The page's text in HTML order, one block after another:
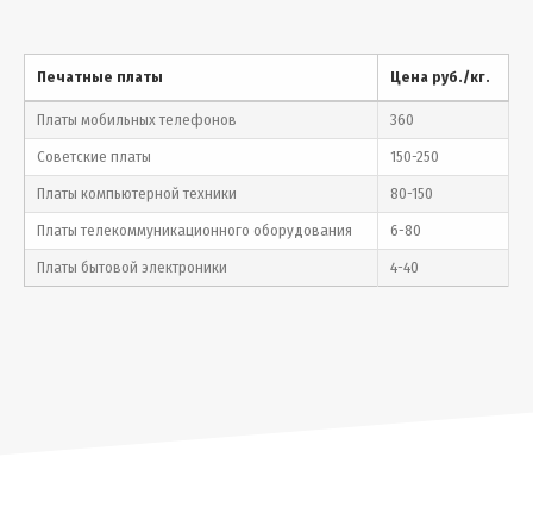
Печатные платы Цена руб./кг.
Платы мобильных телефонов 360
Советские платы 150-250
Платы компьютерной техники 80-150
Платы телекоммуникационного оборудования 6-80
Платы бытовой электроники 4-40